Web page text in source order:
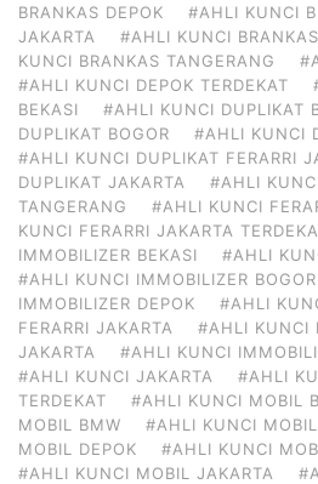
BRANKAS DEPOK
#AHLI KUNCI
JAKARTA
#AHLI KUNCI
KUNCI BRANKAS TANGERANG
#AHLI KUNCI DEPOK TERDEKAT
BEKASI
#AHLI KUNCI DUPLIKAT
DUPLIKAT BOGOR
#AHLI KUNCI
#AHLI KUNCI DUPLIKAT FERARRI
DUPLIKAT JAKARTA
#AHLI
TANGERANG
#AHLI KUNCI
KUNCI FERARRI JAKARTA
IMMOBILIZER BEKASI
#AHLI
#AHLI KUNCI IMMOBILIZER BOGOR
IMMOBILIZER DEPOK
#AHLI
FERARRI JAKARTA
#AHLI KUNCI
JAKARTA
#AHLI KUNCI
#AHLI KUNCI JAKARTA
#AHLI
TERDEKAT
#AHLI KUNCI MOBIL
MOBIL BMW
#AHLI KUNCI
MOBIL DEPOK
#AHLI KUNCI
#AHLI KUNCI MOBIL JAKARTA